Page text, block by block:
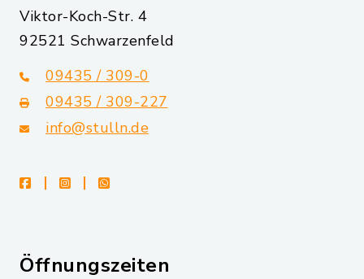
Viktor-Koch-Str. 4
92521 Schwarzenfeld
09435 / 309-0
09435 / 309-227
info@stulln.de
facebookinstagramwhatsapp
Öffnungszeiten